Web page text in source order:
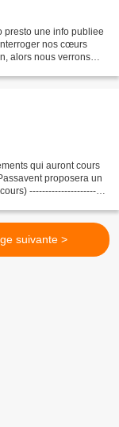
presto une info publiee
nos cœurs
alors nous verrons
qui auront cours
proposera un
------------------------
suivante >